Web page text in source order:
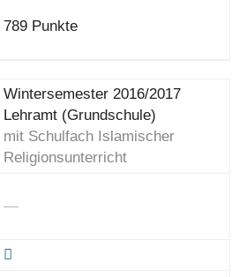
789 Punkte
Wintersemester 2016/2017
Lehramt (Grundschule)
mit Schulfach Islamischer
Religionsunterricht
―